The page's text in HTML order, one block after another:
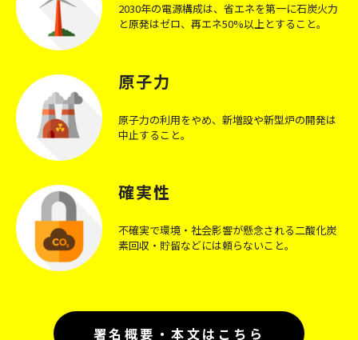
2030年の電源構成は、省エネを第一に石炭火力
と原発はゼロ、再エネ50%以上とすること。
原子力
原子力の利用をやめ、新増設や新型炉の開発は
中止すること。
確実性
不確実で環境・社会影響が懸念される二酸化炭
素回収・貯留などには頼らないこと。
署名概要・本文はこちら